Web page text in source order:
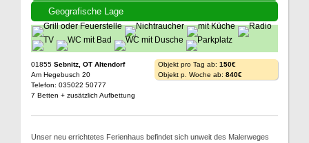
Geografische Lage
01855 Sebnitz, OT Altendorf
Am Hegebusch 20
Telefon: 035022 50777
7 Betten + zusätzlich Aufbettung
Objekt pro Tag ab: 150€
Objekt p. Woche ab: 840€
Unser neu errichtetes Ferienhaus befindet sich unweit des Malerweges